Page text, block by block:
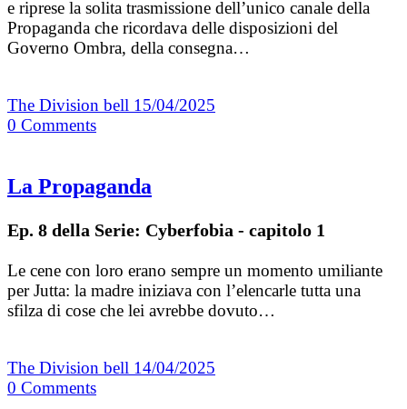
e riprese la solita trasmissione dell’unico canale della
Propaganda che ricordava delle disposizioni del
Governo Ombra, della consegna…
The Division bell 15/04/2025
0 Comments
La Propaganda
Ep. 8 della Serie: Cyberfobia - capitolo 1
Le cene con loro erano sempre un momento umiliante
per Jutta: la madre iniziava con l’elencarle tutta una
sfilza di cose che lei avrebbe dovuto…
The Division bell 14/04/2025
0 Comments